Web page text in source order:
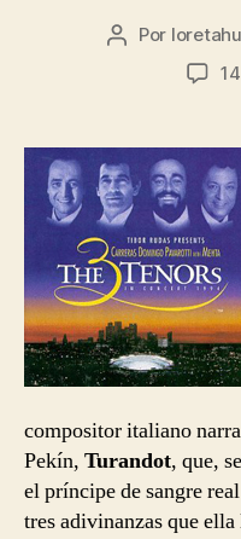
Autor
Por
compositor italiano
Pekín, Turandot, que,
el príncipe de sangre
tres adivinanzas que